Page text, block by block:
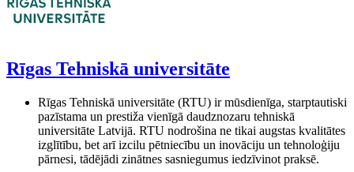
Rīgas Tehniskā universitāte
Rīgas Tehniskā universitāte (RTU) ir mūsdienīga, starptautiski
pazīstama un prestiža vienīgā daudznozaru tehniskā
universitāte Latvijā. RTU nodrošina ne tikai augstas kvalitātes
izglītību, bet arī izcilu pētniecību un inovāciju un tehnoloģiju
pārnesi, tādējādi zinātnes sasniegumus iedzīvinot praksē.